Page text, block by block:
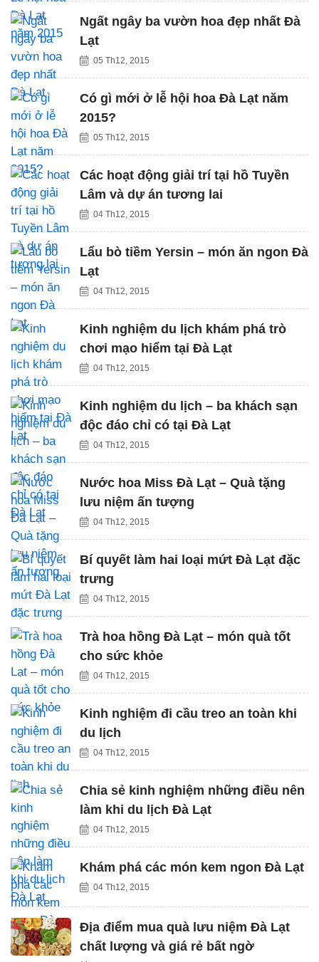
Ngất ngây ba vườn hoa đẹp nhất Đà
Lạt
05 Th12, 2015
Có gì mới ở lễ hội hoa Đà Lạt năm
2015?
05 Th12, 2015
Các hoạt động giải trí tại hồ Tuyền
Lâm và dự án tương lai
04 Th12, 2015
Lẩu bò tiềm Yersin – món ăn ngon Đà
Lạt
04 Th12, 2015
Kinh nghiệm du lịch khám phá trò
chơi mạo hiểm tại Đà Lạt
04 Th12, 2015
Kinh nghiệm du lịch – ba khách sạn
độc đáo chỉ có tại Đà Lạt
04 Th12, 2015
Nước hoa Miss Đà Lạt – Quà tặng
lưu niệm ấn tượng
04 Th12, 2015
Bí quyết làm hai loại mứt Đà Lạt đặc
trưng
04 Th12, 2015
Trà hoa hồng Đà Lạt – món quà tốt
cho sức khỏe
04 Th12, 2015
Kinh nghiệm đi cầu treo an toàn khi
du lịch
04 Th12, 2015
Chia sẻ kinh nghiệm những điều nên
làm khi du lịch Đà Lạt
04 Th12, 2015
Khám phá các món kem ngon Đà Lạt
04 Th12, 2015
Địa điểm mua quà lưu niệm Đà Lạt
chất lượng và giá rẻ bất ngờ